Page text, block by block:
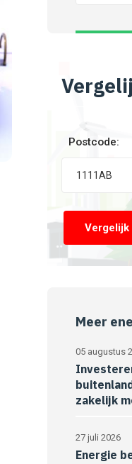
Postcode:
Vergelijk
Meer
05 augustus
zakelijk
27 juli 2026
Energie